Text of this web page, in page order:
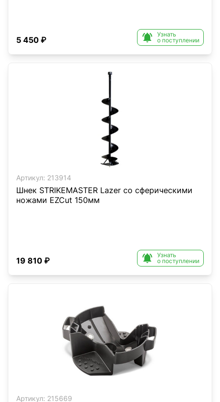
5 450 ₽ 
Узнать
о поступлении
Артикул: 213914
Шнек STRIKEMASTER Lazer со сферическими
ножами EZCut 150мм
19 810 ₽ 
Узнать
о поступлении
Артикул: 215669